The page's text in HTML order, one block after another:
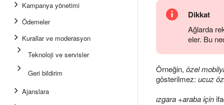
Kampanya yönetimi
Ödemeler
Kurallar ve moderasyon
Teknoloji ve servisler
Geri bildirim
Ajanslara
Dikkat
Ağlarda
eler. Bu
Örneğin, özel
gösterilmez: ucuz
ızgara +araba için